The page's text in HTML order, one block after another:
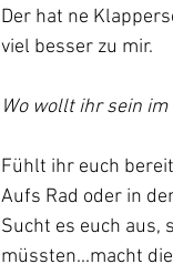
Der hat ne
viel besser zu mir.
Wo wollt ihr sein
Fühlt ihr euch
Aufs Rad oder in
Sucht es euch aus,
müssten...macht